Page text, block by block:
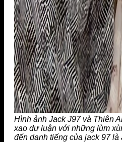
Hình ảnh Jack J97 và Thiên
xao dư luận với những lùm
đến danh tiếng của jack 97 là